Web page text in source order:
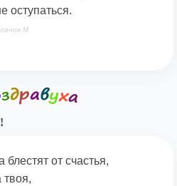
оступаться.
М.
блестят от счастья,
твоя,